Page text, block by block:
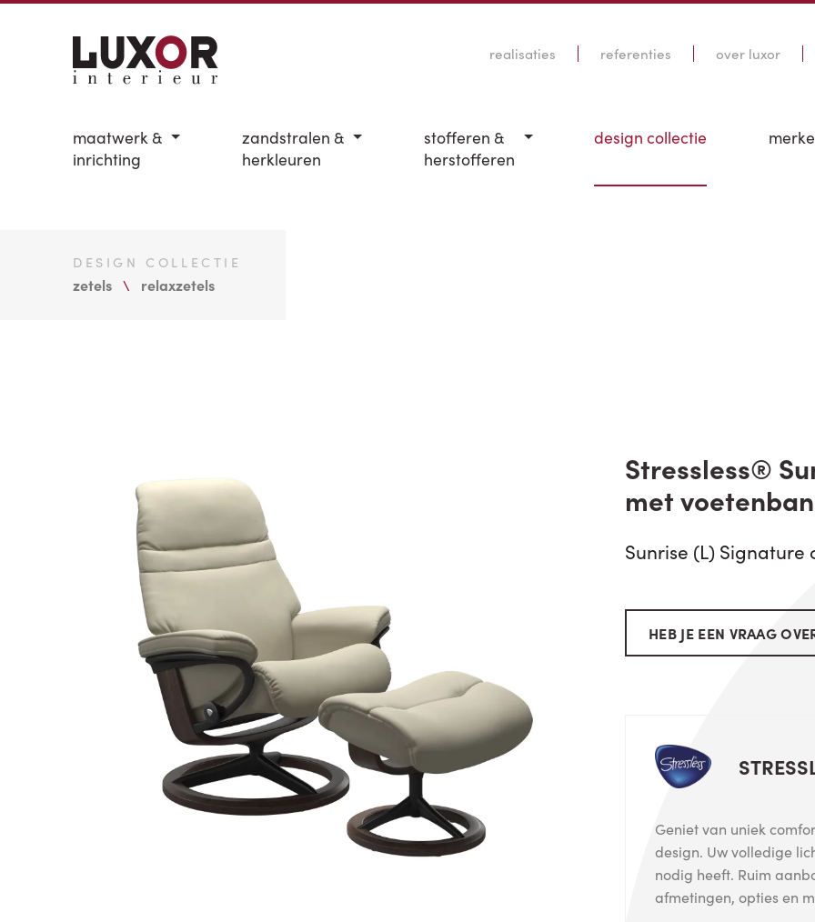
realisaties referenties over luxor
maatwerk &
inrichting
zandstralen &
herkleuren
stofferen &
herstofferen
design collectie
DESIGN COLLECTIE
zetels relaxzetels
Stressless®
met
Sunrise (L)
HEB JE EEN VRAAG
Geniet van uniek
design. Uw volledige
nodig heeft. Ruim
afmetingen, opties en